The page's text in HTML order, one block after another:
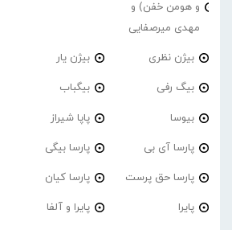
و هومن خفن) و
مهدی میرصفایی
بیژن نظری بیژن یار
بیگ رفی بیگباب
بیوسا پاپا شیراز
پارسا آی بی پارسا بیگی
پارسا حق پرست پارسا کیان
پایرا پایرا و آلفا